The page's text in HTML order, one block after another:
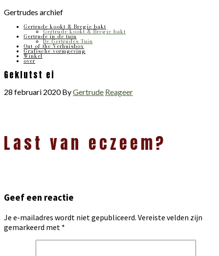
Gertrudes archief
Gertrude kookt & Bregje bakt
Gertrude kookt & Bregje bakt
Gertrude in de tuin
De Gertrudes Tuin
Out of the Verhuisbox
Grafische vormgeving
Winkel
over
Geklutst ei
28 februari 2020ByGertrude Reageer
Interacties
Last van eczeem?
Geef een reactie
Je e-mailadres wordt niet gepubliceerd. Vereiste velden zijn
gemarkeerd met *